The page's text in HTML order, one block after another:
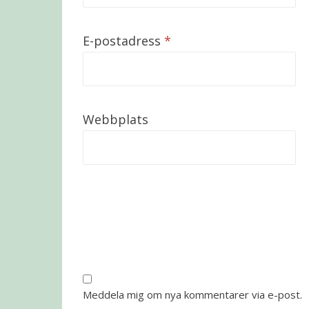
E-postadress *
Webbplats
Meddela mig om nya kommentarer via e-post.